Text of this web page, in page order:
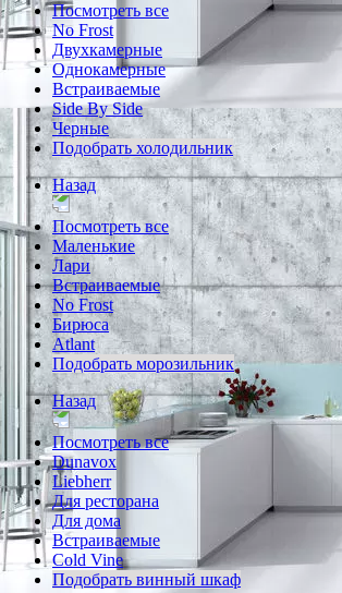
Посмотреть все
No Frost
Двухкамерные
Однокамерные
Встраиваемые
Side By Side
Черные
Подобрать холодильник
Назад
Посмотреть все
Маленькие
Лари
Встраиваемые
No Frost
Бирюса
Atlant
Подобрать морозильник
Назад
Посмотреть все
Dunavox
Liebherr
Для ресторана
Для дома
Встраиваемые
Cold Vine
Подобрать винный шкаф